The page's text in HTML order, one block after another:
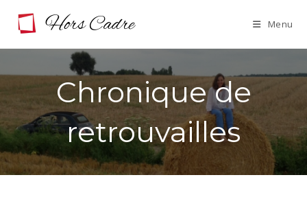
Menu
Chronique de
retrouvailles